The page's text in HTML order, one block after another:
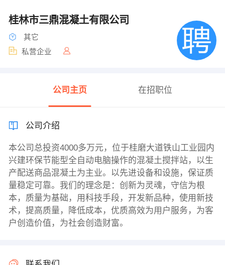
桂林市三鼎混凝土有限公司
其它
私营企业
公司主页 在招职位
公司介绍
本公司总投资4000多万元，位于桂磨大道铁山工业园内
兴建环保节能型全自动电脑操作的混凝土搅拌站，以生
产配送商品混凝土为主业。以先进设备和设施，保证质
量稳定可靠。我们的理念是：创新为灵魂，守信为根
本，质量为基础，用科技手段，开发新品种，使用新技
术，提高质量，降低成本，优质高效为用户服务，为客
户创造价值，为社会创造财富。